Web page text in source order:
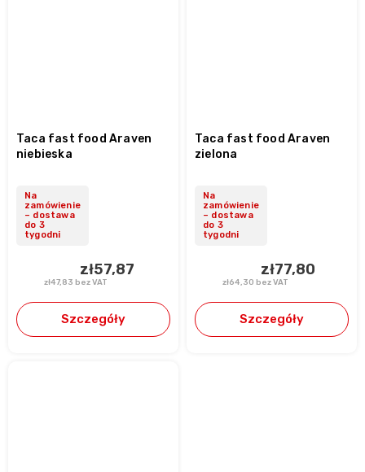
Taca fast food Araven
niebieska
Na
zamówienie
– dostawa
do 3
tygodni
zł47,83 bez VAT
zł57,87
Szczegóły
Taca fast food Araven
zielona
Na
zamówienie
– dostawa
do 3
tygodni
zł64,30 bez VAT
zł77,80
Szczegóły